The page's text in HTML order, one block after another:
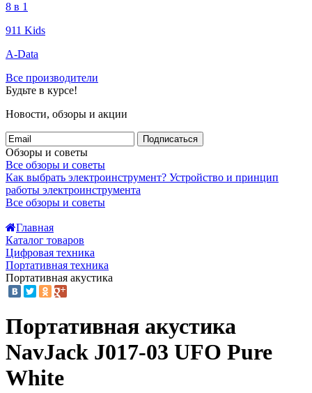
8 в 1
911 Kids
A-Data
Все производители
Будьте в курсе!
Новости, обзоры и акции
Подписаться
Обзоры и советы
Все обзоры и советы
Как выбрать электроинструмент? Устройство и принцип
работы электроинструмента
Все обзоры и советы
Главная
Каталог товаров
Цифровая техника
Портативная техника
Портативная акустика
Портативная акустика
NavJack J017-03 UFO Pure
White